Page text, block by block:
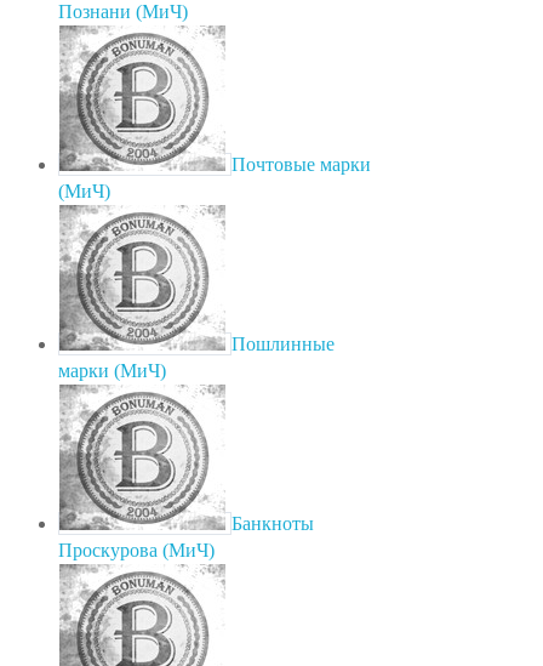
Познани (МиЧ)
Почтовые марки
(МиЧ)
Пошлинные
марки (МиЧ)
Банкноты
Проскурова (МиЧ)